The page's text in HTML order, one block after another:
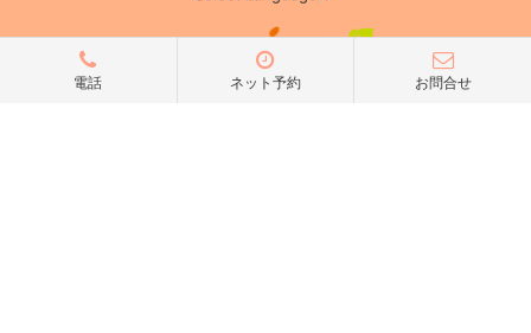
電話 ネット予約 お問合せ